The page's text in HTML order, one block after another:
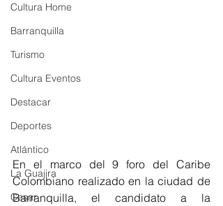
Cultura Home
Barranquilla
Turismo
Cultura Eventos
Destacar
Deportes
Atlántico
La Guajira
Cesar
En el marco del 9 foro del Caribe
Colombiano realizado en la ciudad de
Barranquilla, el candidato a la